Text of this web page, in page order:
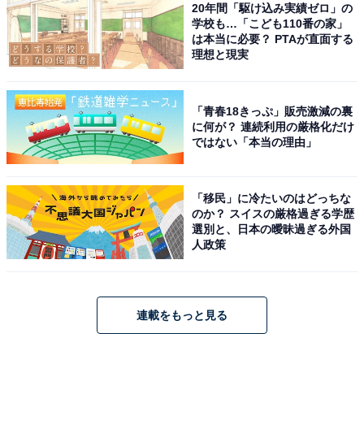
20年間「駆け込み実績ゼロ」の
学校も…「こども110番の家」
は本当に必要？ PTAが直面する
理想と現実
「青春18きっぷ」販売激減の裏
に何が？ 連続利用の厳格化だけ
ではない「本当の理由」
「移民」に冷たいのはどっちな
のか？ スイスの厳格過ぎる学歴
選別と、日本の曖昧過ぎる外国
人政策
連載をもっと見る